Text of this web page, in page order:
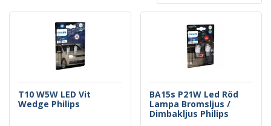
T10 W5W LED Vit
Wedge Philips
BA15s P21W Led Röd
Lampa Bromsljus /
Dimbakljus Philips